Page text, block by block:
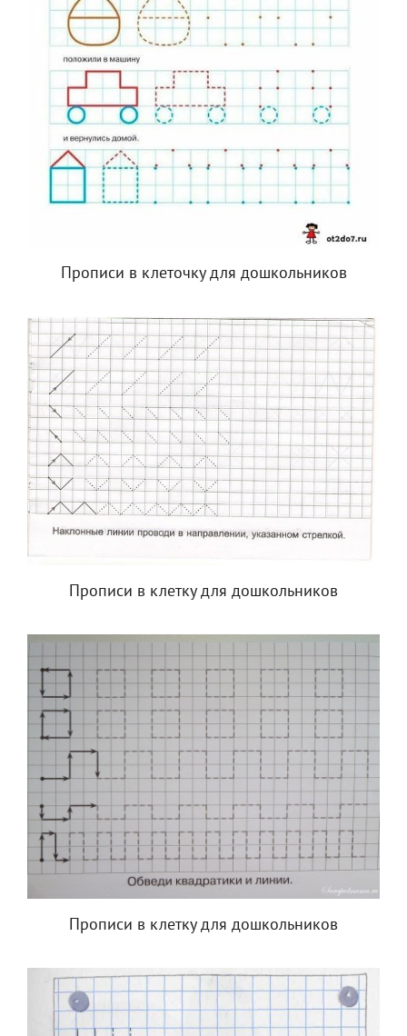
Прописи в клеточку для дошкольников
Прописи в клетку для дошкольников
Прописи в клетку для дошкольников